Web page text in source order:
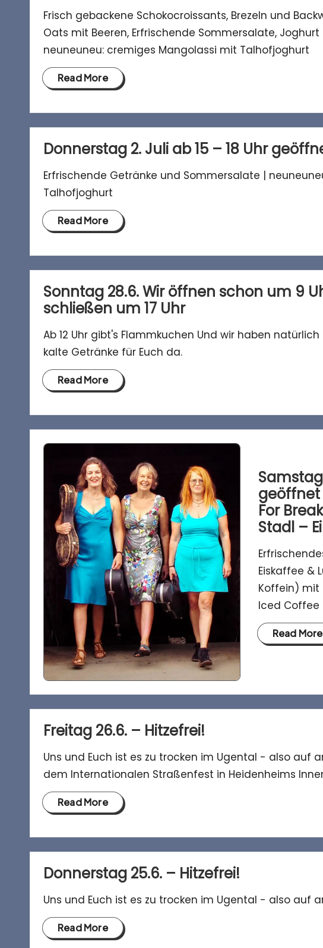
Frisch gebackene Schokocroissants, Brezeln und
Oats mit Beeren, Erfrischende Sommersalate,
neuneuneu: cremiges Mangolassi mit Talhofjoghurt
Read More
Donnerstag 2. Juli ab 15 – 18 Uhr
Erfrischende Getränke und Sommersalate |
Talhofjoghurt
Read More
Sonntag 28.6. Wir öffnen schon um 9
schließen um 17 Uhr
Ab 12 Uhr gibt's Flammkuchen Und wir haben natürlich
kalte Getränke für Euch da.
Read More
geöffnet
For
Stadl –
Eiskaffee &
Koffein) mit
Iced Coffee
Read More
Freitag 26.6. – Hitzefrei!
Uns und Euch ist es zu trocken im Ugental - also auf
dem Internationalen Straßenfest in Heidenheims
Read More
Donnerstag 25.6. – Hitzefrei!
Uns und Euch ist es zu trocken im Ugental - also auf
Read More